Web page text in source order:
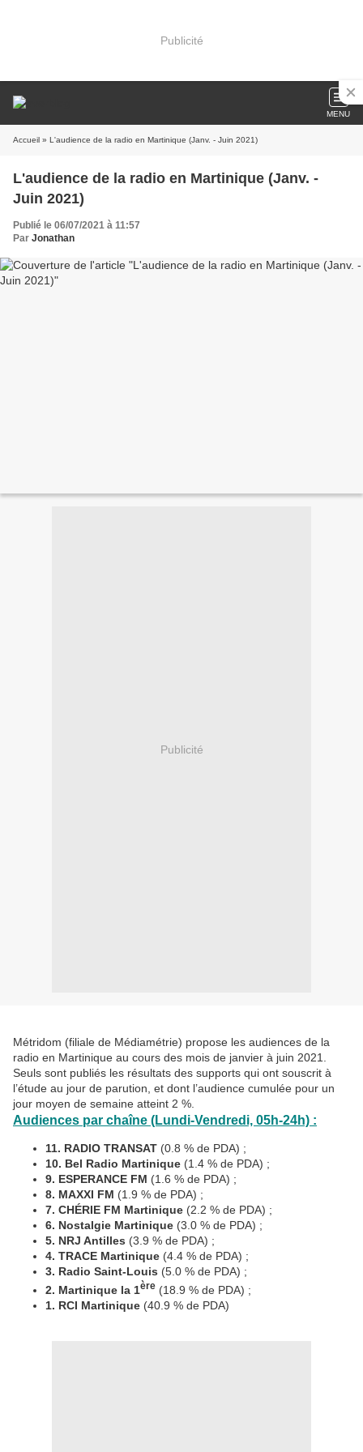
Publicité
MENU
Accueil » L'audience de la radio en Martinique (Janv. - Juin 2021)
L'audience de la radio en Martinique (Janv. -
Juin 2021)
Publié le 06/07/2021 à 11:57
Par Jonathan
Publicité
Métridom (filiale de Médiamétrie) propose les audiences de la
radio en Martinique au cours des mois de janvier à juin 2021.
Seuls sont publiés les résultats des supports qui ont souscrit à
l’étude au jour de parution, et dont l’audience cumulée pour un
jour moyen de semaine atteint 2 %.
Audiences par chaîne (Lundi-Vendredi, 05h-24h) :
11. RADIO TRANSAT (0.8 % de PDA) ;
10. Bel Radio Martinique (1.4 % de PDA) ;
9. ESPERANCE FM (1.6 % de PDA) ;
8. MAXXI FM (1.9 % de PDA) ;
7. CHÉRIE FM Martinique (2.2 % de PDA) ;
6. Nostalgie Martinique (3.0 % de PDA) ;
5. NRJ Antilles (3.9 % de PDA) ;
4. TRACE Martinique (4.4 % de PDA) ;
3. Radio Saint-Louis (5.0 % de PDA) ;
2. Martinique la 1ère (18.9 % de PDA) ;
1. RCI Martinique (40.9 % de PDA)